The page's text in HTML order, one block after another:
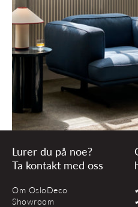
Lurer du på noe?
Ta kontakt med oss
Om OsloDeco
Showroom